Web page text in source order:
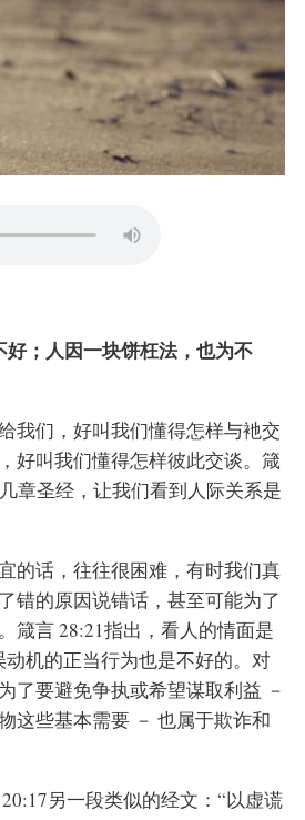
；人因一块饼枉法，也为不
我们，好叫我们懂得怎样与衪交
好叫我们懂得怎样彼此交谈。箴
章圣经，让我们看到人际关系是
的话，往往很困难，有时我们真
错的原因说错话，甚至可能为了
箴言 28:21指出，看人的情面是
机的正当行为也是不好的。对
了要避免争执或希望谋取利益 －
这些基本需要 － 也属于欺诈和
另一段类似的经文：“以虚谎